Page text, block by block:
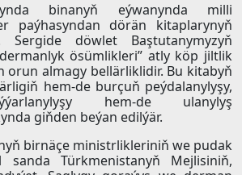
binanyň eýwanynda milli
paýhasyndan dörän kitaplarynyň
Sergide döwlet Baştutanymyzyň
ösümlikleri” atly köp jiltlik
orun almagy bellärliklidir. Bu kitabyň
hem-de burçuň peýdalanylyşy,
hem-de ulanylyş
giňden beýan edilýär.
birnäçe ministrlikleriniň we pudak
sanda Türkmenistanyň Mejlisiniň,